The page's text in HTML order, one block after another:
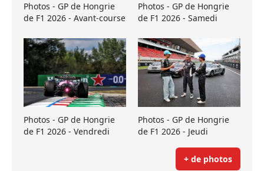
Photos - GP de Hongrie
de F1 2026 - Avant-course
Photos - GP de Hongrie
de F1 2026 - Samedi
Photos - GP de Hongrie
de F1 2026 - Vendredi
Photos - GP de Hongrie
de F1 2026 - Jeudi
+ de photos